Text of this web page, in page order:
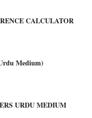
CALCULATOR
Medium)
URDU MEDIUM